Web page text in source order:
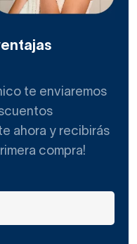
te enviaremos
ahora y recibirás
compra!